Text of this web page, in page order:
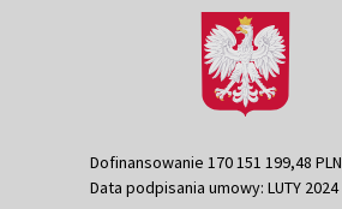
Dofinansowanie 170 151 199,48 PLN
Data podpisania umowy: LUTY 2024